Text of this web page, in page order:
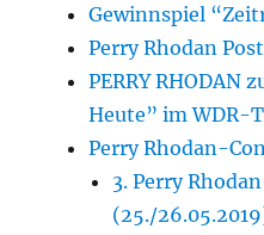
Gewinnspiel
Perry Rhodan
PERRY RHODAN
Heute” im WDR-
Perry Rhodan-
3. Perry
(25./